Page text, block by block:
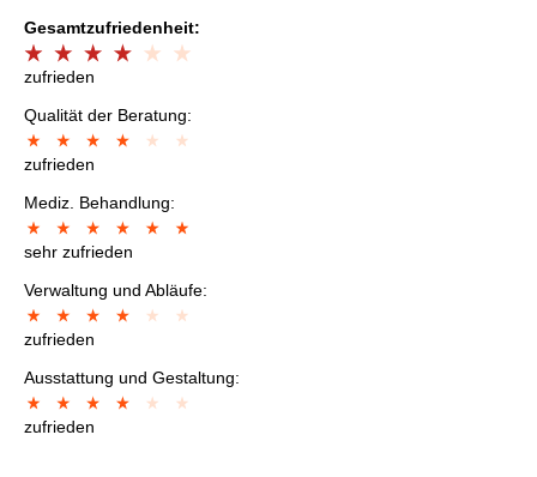
Gesamtzufriedenheit:
zufrieden
Qualität der Beratung:
zufrieden
Mediz. Behandlung:
sehr zufrieden
Verwaltung und Abläufe:
zufrieden
Ausstattung und Gestaltung:
zufrieden